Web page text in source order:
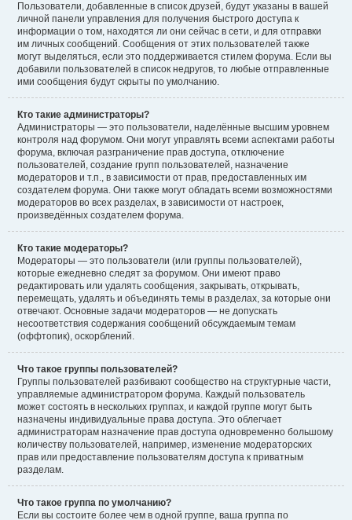
Пользователи, добавленные в список друзей, будут указаны в вашей
личной панели управления для получения быстрого доступа к
информации о том, находятся ли они сейчас в сети, и для отправки
им личных сообщений. Сообщения от этих пользователей также
могут выделяться, если это поддерживается стилем форума. Если вы
добавили пользователей в список недругов, то любые отправленные
ими сообщения будут скрыты по умолчанию.
Кто такие администраторы?
Администраторы — это пользователи, наделённые высшим уровнем
контроля над форумом. Они могут управлять всеми аспектами работы
форума, включая разграничение прав доступа, отключение
пользователей, создание групп пользователей, назначение
модераторов и т.п., в зависимости от прав, предоставленных им
создателем форума. Они также могут обладать всеми возможностями
модераторов во всех разделах, в зависимости от настроек,
произведённых создателем форума.
Кто такие модераторы?
Модераторы — это пользователи (или группы пользователей),
которые ежедневно следят за форумом. Они имеют право
редактировать или удалять сообщения, закрывать, открывать,
перемещать, удалять и объединять темы в разделах, за которые они
отвечают. Основные задачи модераторов — не допускать
несоответствия содержания сообщений обсуждаемым темам
(оффтопик), оскорблений.
Что такое группы пользователей?
Группы пользователей разбивают сообщество на структурные части,
управляемые администратором форума. Каждый пользователь
может состоять в нескольких группах, и каждой группе могут быть
назначены индивидуальные права доступа. Это облегчает
администраторам назначение прав доступа одновременно большому
количеству пользователей, например, изменение модераторских
прав или предоставление пользователям доступа к приватным
разделам.
Что такое группа по умолчанию?
Если вы состоите более чем в одной группе, ваша группа по